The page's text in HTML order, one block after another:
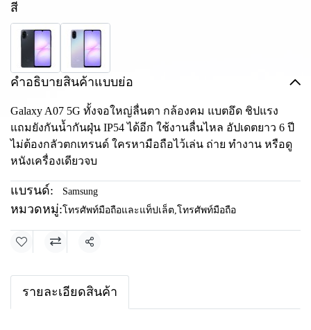
สี
คำอธิบายสินค้าแบบย่อ
Galaxy A07 5G ทั้งจอใหญ่ลื่นตา กล้องคม แบตอึด ชิปแรง
แถมยังกันน้ำกันฝุ่น IP54 ได้อีก ใช้งานลื่นไหล อัปเดตยาว 6 ปี
ไม่ต้องกลัวตกเทรนด์ ใครหามือถือไว้เล่น ถ่าย ทำงาน หรือดู
หนังเครื่องเดียวจบ
แบรนด์: Samsung
หมวดหมู่: โทรศัพท์มือถือและแท็ปเล็ต, โทรศัพท์มือถือ
แชร์
รายละเอียดสินค้า